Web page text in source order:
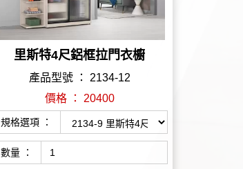
里斯特4尺鋁框拉門衣櫥
產品型號 ： 2134-12
價格 ： 20400
規格選項 ：
數量 ：